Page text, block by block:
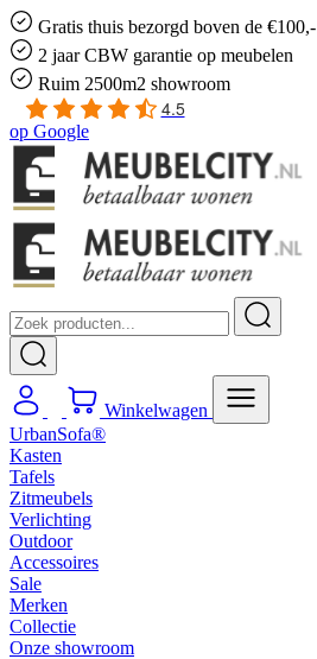
Gratis thuis bezorgd boven de €100,-
2 jaar CBW garantie op meubelen
Ruim 2500m2 showroom
4.5
op Google
Winkelwagen
UrbanSofa®
Kasten
Tafels
Zitmeubels
Verlichting
Outdoor
Accessoires
Sale
Merken
Collectie
Onze showroom